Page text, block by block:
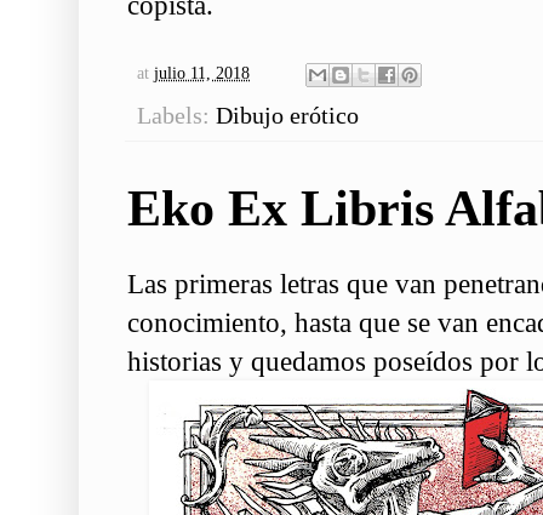
at julio 11, 2018
Labels: Dibujo erótico
Eko Ex Libris
Las primeras letras que van
conocimiento, hasta que se van
historias y quedamos poseídos por